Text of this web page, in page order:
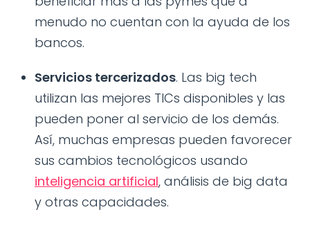
menudo no cuentan con la ayuda de los
bancos.
Servicios tercerizados. Las big tech
utilizan las mejores TICs disponibles y las
pueden poner al servicio de los demás.
Así, muchas empresas pueden favorecer
sus cambios tecnológicos usando
inteligencia artificial, análisis de big data
y otras capacidades.